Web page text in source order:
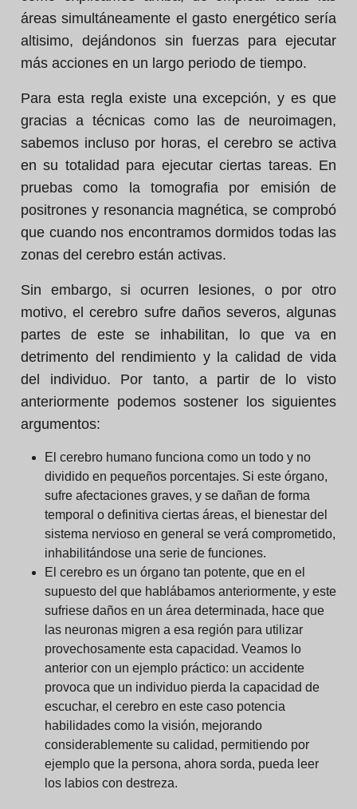
áreas simultáneamente el gasto energético sería
altisimo, dejándonos sin fuerzas para ejecutar
más acciones en un largo periodo de tiempo.
Para esta regla existe una excepción, y es que
gracias a técnicas como las de neuroimagen,
sabemos incluso por horas, el cerebro se activa
en su totalidad para ejecutar ciertas tareas. En
pruebas como la tomografia por emisión de
positrones y resonancia magnética, se comprobó
que cuando nos encontramos dormidos todas las
zonas del cerebro están activas.
Sin embargo, si ocurren lesiones, o por otro
motivo, el cerebro sufre daños severos, algunas
partes de este se inhabilitan, lo que va en
detrimento del rendimiento y la calidad de vida
del individuo. Por tanto, a partir de lo visto
anteriormente podemos sostener los siguientes
argumentos:
El cerebro humano funciona como un todo y no
dividido en pequeños porcentajes. Si este órgano,
sufre afectaciones graves, y se dañan de forma
temporal o definitiva ciertas áreas, el bienestar del
sistema nervioso en general se verá comprometido,
inhabilitándose una serie de funciones.
El cerebro es un órgano tan potente, que en el
supuesto del que hablábamos anteriormente, y este
sufriese daños en un área determinada, hace que
las neuronas migren a esa región para utilizar
provechosamente esta capacidad. Veamos lo
anterior con un ejemplo práctico: un accidente
provoca que un individuo pierda la capacidad de
escuchar, el cerebro en este caso potencia
habilidades como la visión, mejorando
considerablemente su calidad, permitiendo por
ejemplo que la persona, ahora sorda, pueda leer
los labios con destreza.